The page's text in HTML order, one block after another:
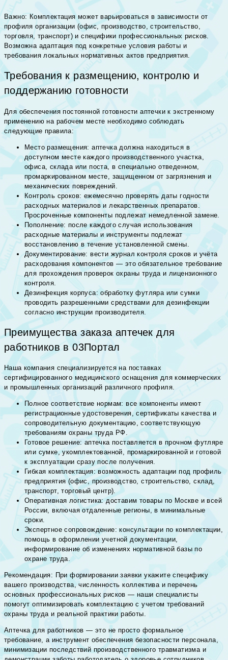
Важно: Комплектация может варьироваться в зависимости от
профиля организации (офис, производство, строительство,
торговля, транспорт) и специфики профессиональных рисков.
Возможна адаптация под конкретные условия работы и
требования локальных нормативных актов предприятия.
Требования к размещению, контролю и
поддержанию готовности
Для обеспечения постоянной готовности аптечки к экстренному
применению на рабочем месте необходимо соблюдать
следующие правила:
Место размещения: аптечка должна находиться в
доступном месте каждого производственного участка,
офиса, склада или поста, в специально отведенном,
промаркированном месте, защищенном от загрязнения и
механических повреждений.
Контроль сроков: ежемесячно проверять даты годности
расходных материалов и лекарственных препаратов.
Просроченные компоненты подлежат немедленной замене.
Пополнение: после каждого случая использования
расходные материалы и инструменты подлежат
восстановлению в течение установленной смены.
Документирование: вести журнал контроля сроков и учёта
расходования компонентов — это обязательное требование
для прохождения проверок охраны труда и лицензионного
контроля.
Дезинфекция корпуса: обработку футляра или сумки
проводить разрешенными средствами для дезинфекции
согласно инструкции производителя.
Преимущества заказа аптечек для
работников в 03Портал
Наша компания специализируется на поставках
сертифицированного медицинского оснащения для коммерческих
и промышленных организаций различного профиля.
Полное соответствие нормам: все компоненты имеют
регистрационные удостоверения, сертификаты качества и
сопроводительную документацию, соответствующую
требованиям охраны труда РФ.
Готовое решение: аптечка поставляется в прочном футляре
или сумке, укомплектованной, промаркированной и готовой
к эксплуатации сразу после получения.
Гибкая комплектация: возможность адаптации под профиль
предприятия (офис, производство, строительство, склад,
транспорт, торговый центр).
Оперативная логистика: доставим товары по Москве и всей
России, включая отдаленные регионы, в минимальные
сроки.
Экспертное сопровождение: консультации по комплектации,
помощь в оформлении учетной документации,
информирование об изменениях нормативной базы по
охране труда.
Рекомендация: При формировании заявки укажите специфику
вашего производства, численность коллектива и перечень
основных профессиональных рисков — наши специалисты
помогут оптимизировать комплектацию с учетом требований
охраны труда и реальной практики работы.
Аптечка для работников — это не просто формальное
требование, а инструмент обеспечения безопасности персонала,
минимизации последствий производственного травматизма и